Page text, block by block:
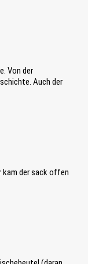
Von der
Auch der
kam der sack offen